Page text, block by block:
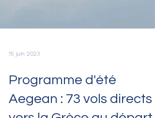
15 juin 2023
Programme d'été